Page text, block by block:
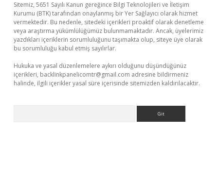
Sitemiz, 5651 Sayılı Kanun gereğince Bilgi Teknolojileri ve İletişim
Kurumu (BTK) tarafından onaylanmış bir Yer Sağlayıcı olarak hizmet
vermektedir. Bu nedenle, sitedeki içerikleri proaktif olarak denetleme
veya araştırma yükümlülüğümüz bulunmamaktadır. Ancak, üyelerimiz
yazdıkları içeriklerin sorumluluğunu taşımakta olup, siteye üye olarak
bu sorumluluğu kabul etmiş sayılırlar.
Hukuka ve yasal düzenlemelere aykırı olduğunu düşündüğünüz
içerikleri, backlinkpanelicomtr@gmail.com adresine bildirmeniz
halinde, ilgili içerikler yasal süre içerisinde sitemizden kaldırılacaktır.